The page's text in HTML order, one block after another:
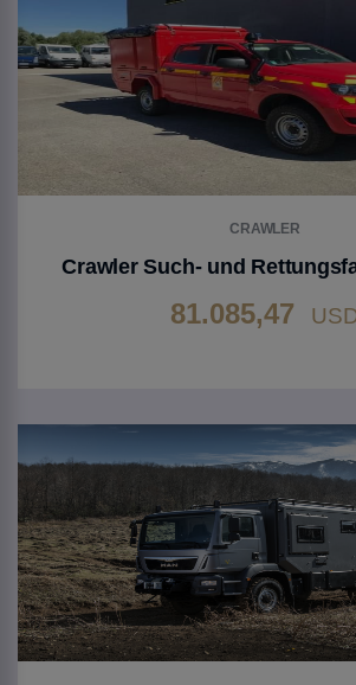
CRAWLER
Crawler Such- und
81.085,47